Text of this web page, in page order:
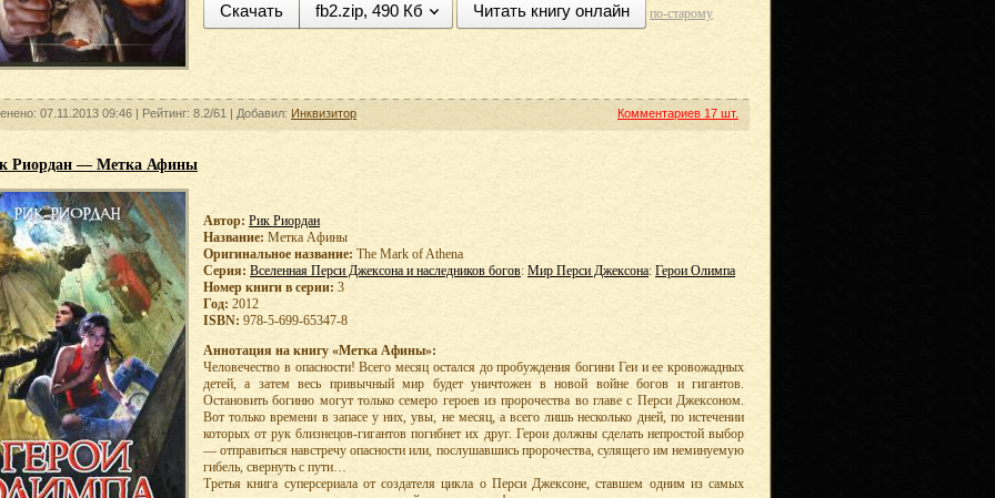
Скачать fb2.zip, 490 Кб Читать книгу онлайн по-старому
07.11.2013 09:46 | Рейтинг: 8.2/61 | Добавил: Инквизитор Комментариев 17 шт.
Риордан — Метка Афины
Автор: Рик Риордан
Название: Метка Афины
Оригинальное название: The Mark of Athena
Серия: Вселенная Перси Джексона и наследников богов: Мир Перси Джексона: Герои Олимпа
Номер книги в серии: 3
Год: 2012
ISBN: 978-5-699-65347-8
Аннотация на книгу «Метка Афины»:
Человечество в опасности! Всего месяц остался до пробуждения богини Геи и ее кровожадных
детей, а затем весь привычный мир будет уничтожен в новой войне богов и гигантов.
Остановить богиню могут только семеро героев из пророчества во главе с Перси Джексоном.
Вот только времени в запасе у них, увы, не месяц, а всего лишь несколько дней, по истечении
которых от рук близнецов-гигантов погибнет их друг. Герои должны сделать непростой выбор
— отправиться навстречу опасности или, послушавшись пророчества, сулящего им неминуемую
гибель, свернуть с пути…
Третья книга суперсериала от создателя цикла о Перси Джексоне, ставшем одним из самых